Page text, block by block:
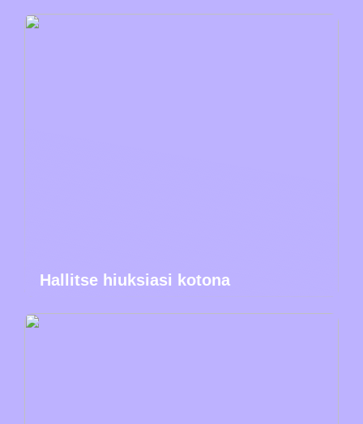
Hallitse hiuksiasi kotona